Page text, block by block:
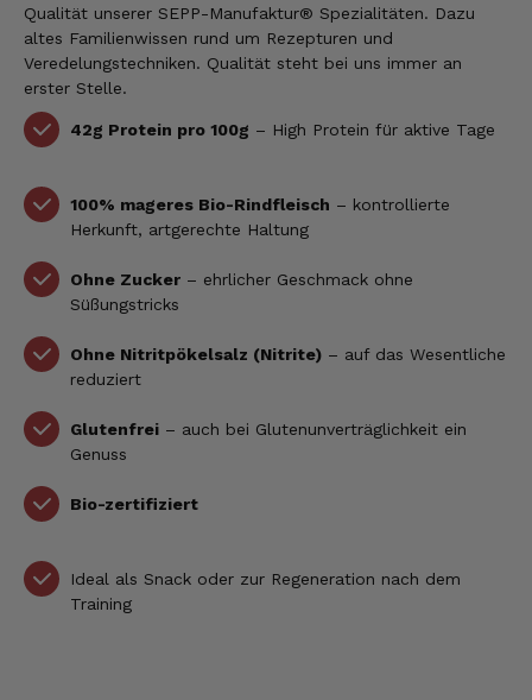
Qualität unserer SEPP-Manufaktur® Spezialitäten. Dazu
altes Familienwissen rund um Rezepturen und
Veredelungstechniken. Qualität steht bei uns immer an
erster Stelle.
42g Protein pro 100g – High Protein für aktive Tage
100% mageres Bio-Rindfleisch – kontrollierte
Herkunft, artgerechte Haltung
Ohne Zucker – ehrlicher Geschmack ohne
Süßungstricks
Ohne Nitritpökelsalz (Nitrite) – auf das Wesentliche
reduziert
Glutenfrei – auch bei Glutenunverträglichkeit ein
Genuss
Bio-zertifiziert
Ideal als Snack oder zur Regeneration nach dem
Training